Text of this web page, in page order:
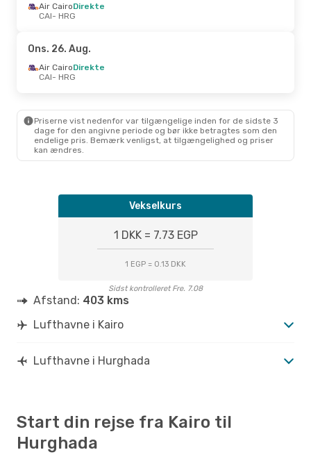
Tor. 27. Aug.- Tor. 3. Sep.
Air CairoDirekte
HRG- CAI
CAI
- HRG
Air Cairo Direkte
HRG- CAI
- HRG
- CAI
Air CairoDirekte
CAI- HRG
Ons. 26. Aug.
Air CairoDirekte
CAI- HRG
Priserne vist nedenfor var tilgængelige inden for de sidste 3
dage for den angivne periode og bør ikke betragtes som den
endelige pris. Bemærk venligst, at tilgængelighed og priser
kan ændres.
Vekselkurs
1 DKK = 7.73 EGP
1 EGP = 0.13 DKK
Sidst kontrolleret Fre. 7.08
Afstand: 403 kms
Lufthavne i Kairo
Lufthavne i Hurghada
Start din rejse fra Kairo til
Hurghada